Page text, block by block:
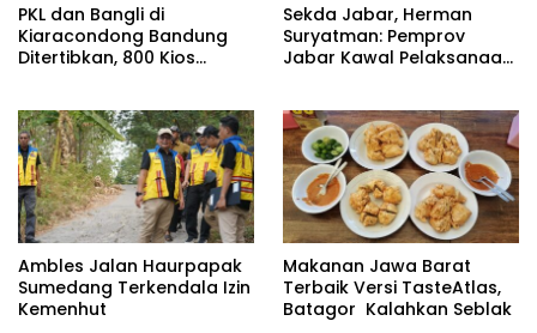
PKL dan Bangli di
Kiaracondong Bandung
Ditertibkan, 800 Kios
Sekda Jabar, Herman
Suryatman: Pemprov
Jabar Kawal Pelaksanaan
Ambles Jalan Haurpapak
Sumedang Terkendala Izin
Kemenhut
Makanan Jawa Barat
Terbaik Versi TasteAtlas,
Batagor Kalahkan Seblak